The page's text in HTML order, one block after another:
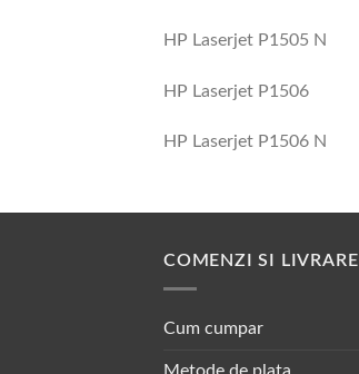
HP Laserjet P1505 N
HP Laserjet P1506
HP Laserjet P1506 N
COMENZI SI LIVRARE
Cum cumpar
Metode de plata